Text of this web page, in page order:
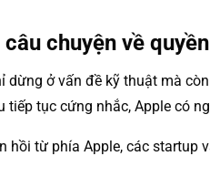
chuyện về
dừng ở vấn đề kỹ thuật mà
tiếp tục cứng nhắc, Apple có
hồi từ phía Apple, các startup